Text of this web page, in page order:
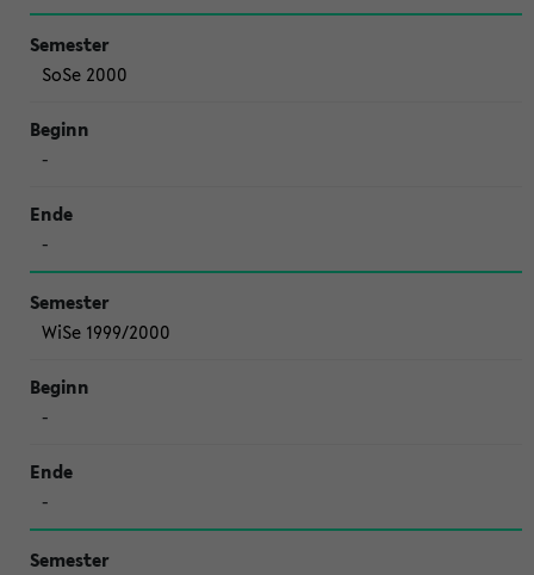
SoSe 2000
-
-
WiSe 1999/2000
-
-